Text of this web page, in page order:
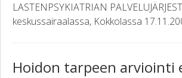
LASTENPSYKIATRIAN
keskussairaalassa, Kokkolassa
Hoidon tarpeen arviointi